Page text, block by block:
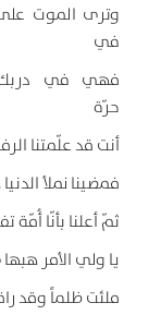
وترى الموت
في
فهي في
حرّة
أنت قد علّمتنا
فمضينا نملأ
ثمّ أعلنا بأنّا أُمّة
يا ولي الأمر
ملئت ظلماً وقد